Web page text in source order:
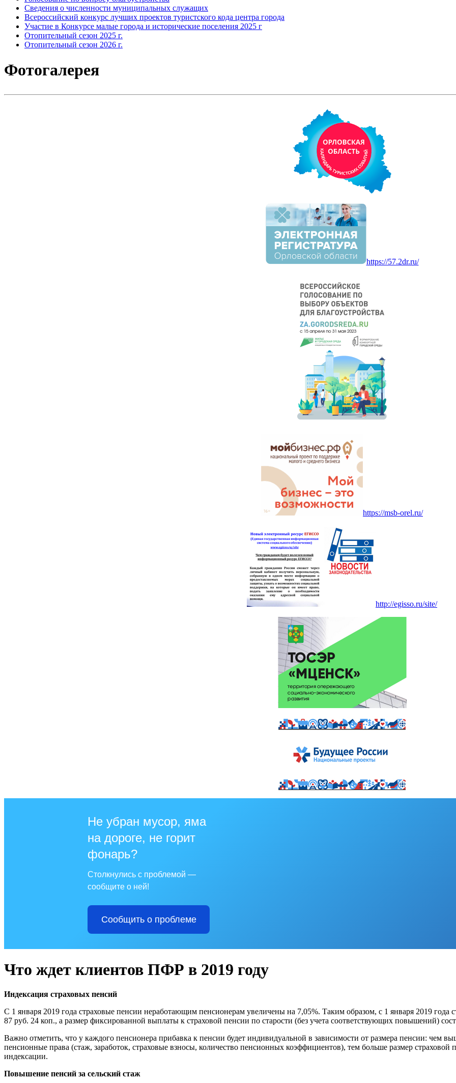
Сведения о численности муниципальных служащих
Всероссийский конкурс лучших проектов туристского кода центра города
Участие в Конкурсе малые города и исторические поселения 2025 г
Отопительный сезон 2025 г.
Отопительный сезон 2026 г.
Фотогалерея
https://57.2dr.ru/
https://msb-orel.ru/
http://egisso.ru/site/
Не убран мусор, яма
на дороге, не горит
фонарь?
Столкнулись с проблемой —
сообщите о ней!
Сообщить о проблеме
Что ждет клиентов ПФР в 2019 году
Индексация страховых пенсий
С 1 января 2019 года страховые пенсии неработающим пенсионерам увеличены на 7,05%. Таким образом, с 1 января 2019 года
87 руб. 24 коп., а размер фиксированной выплаты к страховой пенсии по старости (без учета соответствующих повышений)
Важно отметить, что у каждого пенсионера прибавка к пенсии будет индивидуальной в зависимости от размера пенсии: чем
пенсионные права (стаж, заработок, страховые взносы, количество пенсионных коэффициентов), тем больше размер
индексации.
Повышение пенсий за сельский стаж